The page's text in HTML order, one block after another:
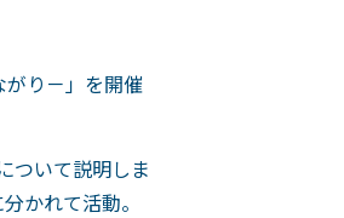
り－」を開催
ついて説明しま
かれて活動。